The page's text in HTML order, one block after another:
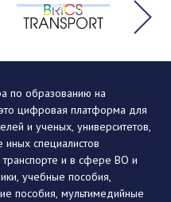
по образованию на
цифровая платформа для
и ученых, университетов,
специалистов
и в сфере ВО и
учебные пособия,
пособия, мультимедийные